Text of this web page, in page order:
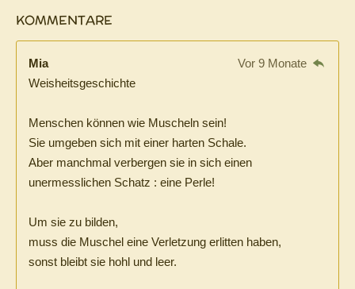
KOMMENTARE
Mia
Vor 9 Monate
Weisheitsgeschichte
Menschen können wie Muscheln sein!
Sie umgeben sich mit einer harten Schale.
Aber manchmal verbergen sie in sich einen
unermesslichen Schatz : eine Perle!
Um sie zu bilden,
muss die Muschel eine Verletzung erlitten haben,
sonst bleibt sie hohl und leer.